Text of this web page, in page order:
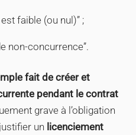
faible (ou nul)” ;
non-concurrence”.
fait de créer et
pendant le contrat
grave à l’obligation
un licenciement